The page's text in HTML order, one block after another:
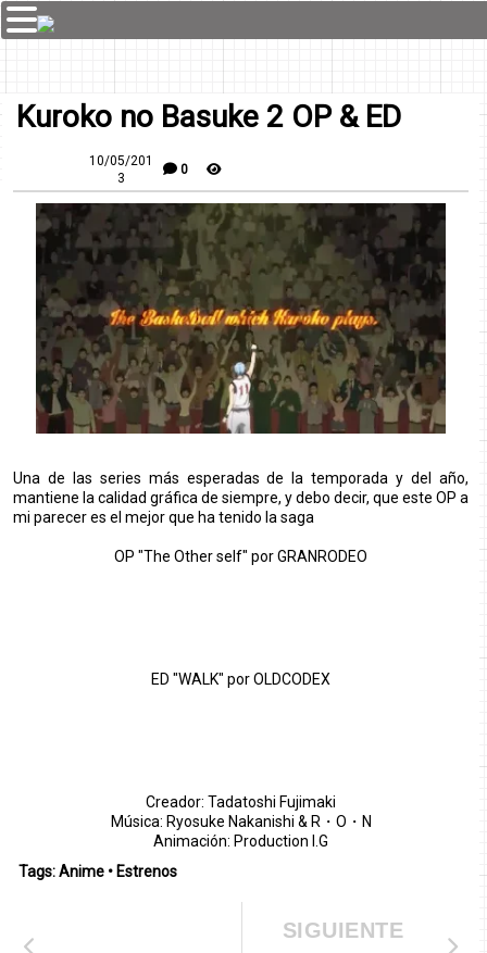
Kuroko no Basuke 2 OP & ED
10/05/201
3
0
Una de las series más esperadas de la temporada y del año,
mantiene la calidad gráfica de siempre, y debo decir, que este OP a
mi parecer es el mejor que ha tenido la saga
OP "The Other self" por GRANRODEO
ED "WALK" por OLDCODEX
Creador: Tadatoshi Fujimaki
Música: Ryosuke Nakanishi & R・O・N
Animación: Production I.G
Tags:Anime • Estrenos
SIGUIENTE